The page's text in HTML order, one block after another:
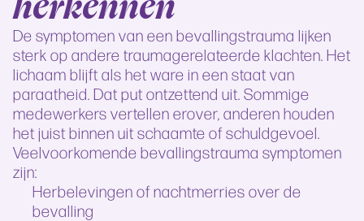
De symptomen van een bevallingstrauma lijken
sterk op andere traumagerelateerde klachten. Het
lichaam blijft als het ware in een staat van
paraatheid. Dat put ontzettend uit. Sommige
medewerkers vertellen erover, anderen houden
het juist binnen uit schaamte of schuldgevoel.
Veelvoorkomende bevallingstrauma symptomen
zijn:
Herbelevingen of nachtmerries over de
bevalling